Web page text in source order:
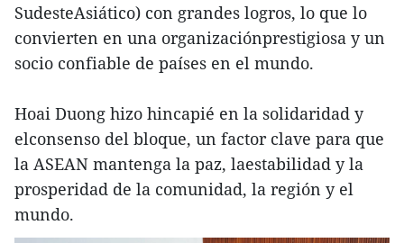
SudesteAsiático) con grandes logros, lo que lo
convierten en una organizaciónprestigiosa y un
socio confiable de países en el mundo.
Hoai Duong hizo hincapié en la solidaridad y
elconsenso del bloque, un factor clave para que
la ASEAN mantenga la paz, laestabilidad y la
prosperidad de la comunidad, la región y el
mundo.